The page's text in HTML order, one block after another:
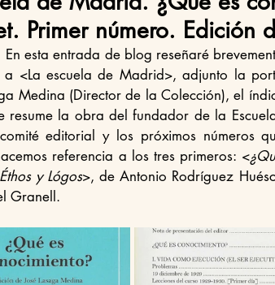
Primer número. Edición
a <La escuela de Madrid>, adjunto la
Medina (Director de la Colección), el
resume la obra del fundador de la
editorial y los próximos números
referencia a los tres primeros: <
Éthos y Lógos>, de Antonio Rodríguez
Granell.